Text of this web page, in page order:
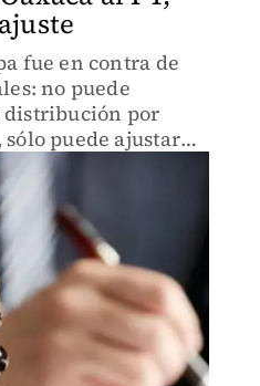
fue en contra de
no puede
distribución por
puede ajustar
lo que en Oaxaca